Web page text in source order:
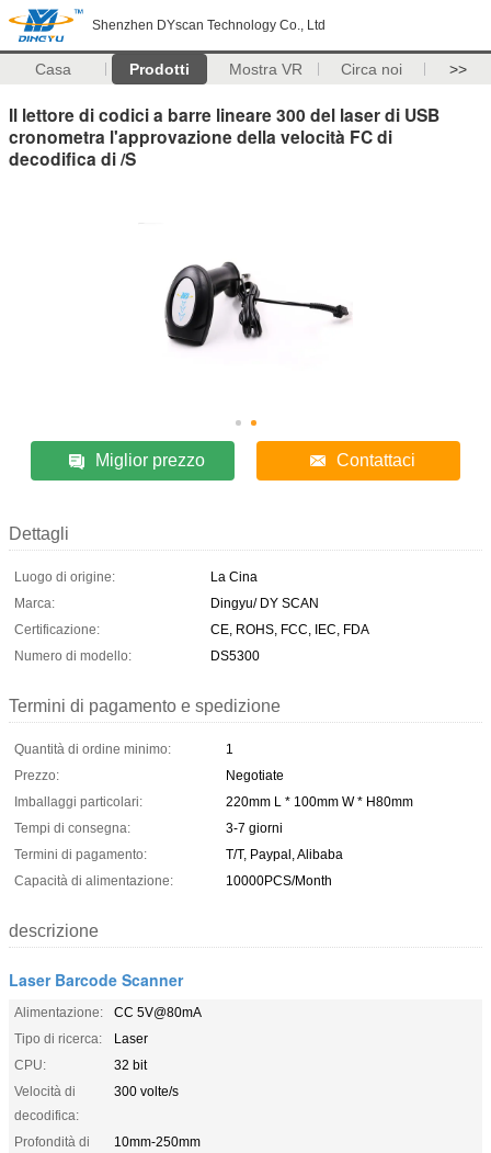
Shenzhen DYscan Technology Co., Ltd
Casa Prodotti Mostra VR Circa noi >>
Il lettore di codici a barre lineare 300 del laser di USB
cronometra l'approvazione della velocità FC di
decodifica di /S
Miglior prezzo Contattaci
Dettagli
Luogo di origine:
La Cina
Marca:
Dingyu/ DY SCAN
Certificazione:
CE, ROHS, FCC, IEC, FDA
Numero di modello:
DS5300
Termini di pagamento e spedizione
Quantità di ordine minimo:
1
Prezzo:
Negotiate
Imballaggi particolari:
220mm L * 100mm W * H80mm
Tempi di consegna:
3-7 giorni
Termini di pagamento:
T/T, Paypal, Alibaba
Capacità di alimentazione:
10000PCS/Month
descrizione
Laser Barcode Scanner
Alimentazione:
CC 5V@80mA
Tipo di ricerca:
Laser
CPU:
32 bit
Velocità di
decodifica:
300 volte/s
Profondità di
10mm-250mm